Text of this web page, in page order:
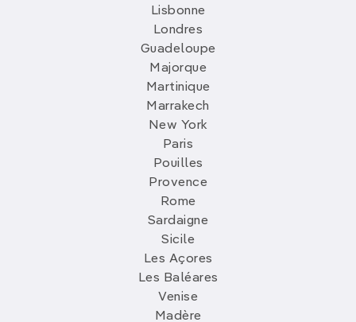
Lisbonne
Londres
Guadeloupe
Majorque
Martinique
Marrakech
New York
Paris
Pouilles
Provence
Rome
Sardaigne
Sicile
Les Açores
Les Baléares
Venise
Madère